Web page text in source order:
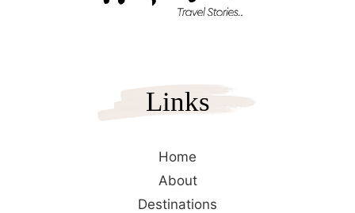
Links
Home
About
Destinations